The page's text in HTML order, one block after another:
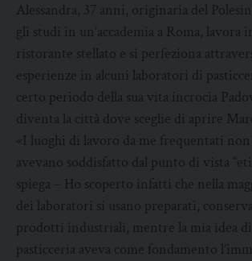
Alessandra, 37 anni, originaria del
gli studi in un’accademia a Roma, lavora
ristorante stellato e si perfeziona
esperienze in alcuni laboratori di
certo periodo della sua vita incrocia
diventa la città dove sceglie di aprire
«I luoghi di lavoro da me frequentati
avevano soddisfatto dal punto di vista
spiega – Ho scoperto infatti che nella
dei laboratori si usano preparati,
prodotti industriali, mentre la mia idea di
pasticceria aveva come fondamento